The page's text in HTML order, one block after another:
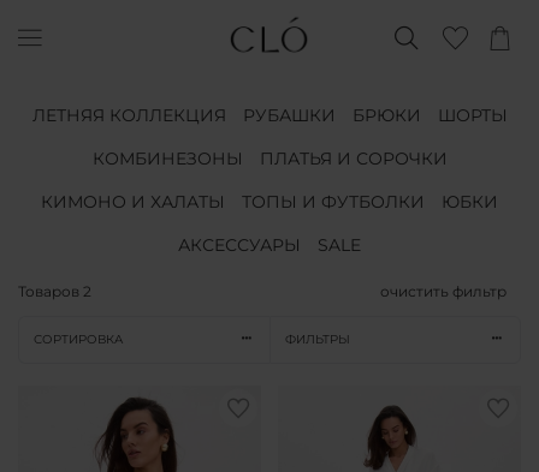
ЛЕТНЯЯ КОЛЛЕКЦИЯ РУБАШКИ БРЮКИ
ШОРТЫ
КОМБИНЕЗОНЫ
ПЛАТЬЯ И СОРОЧКИ
КИМОНО И ХАЛАТЫ
ТОПЫ И ФУТБОЛКИ
ЮБКИ
АКСЕССУАРЫ
SALE
Товаров 2 очистить фильтр
СОРТИРОВКА ФИЛЬТРЫ